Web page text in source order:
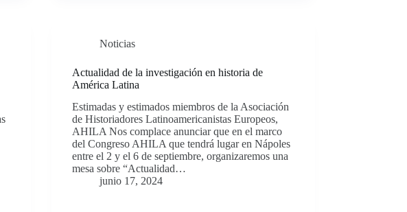
Noticias
Actualidad de la investigación en historia de
América Latina
Estimadas y estimados miembros de la Asociación
de Historiadores Latinoamericanistas Europeos,
AHILA Nos complace anunciar que en el marco
del Congreso AHILA que tendrá lugar en Nápoles
entre el 2 y el 6 de septiembre, organizaremos una
mesa sobre “Actualidad…
junio 17, 2024